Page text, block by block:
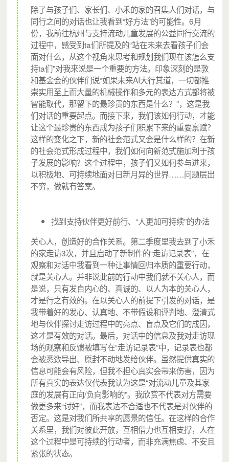
教，陪伴城中村流动儿童超过三万人次。但仍然还有很
多流动儿童需要关注和陪伴。2021年伊始，城市支教已
经进入广州、深圳、佛山、东莞、中山、阳江、潮州、
惠州、清远、梅州、韶关等11个城市。
而现在，我们需要您的支持，发动更多的志愿者成为流
动儿童的温暖陪伴者，当有持续稳定的城市支教志愿者
在社区公共空间开展服务，守护儿童成长的小禾的家便
因众人而搭起。
为此，我们诚邀您一起加入千禾社区基金会月捐计划，
一起在城中村社区搭起守护流动儿童成长的家。
除了与孩子们、家长们、小禾的家的召集人们对话，与
同行之间的对话也让我看到“好方法”的可能性。6月
份，我前往杭州与支持流动儿童发展的公益同行交流的
过程中，感受到ta们所提及的“站在未来去看孩子们会
面对什么，从这个视角来思考和规划我们现在该怎么支
持ta们”对我来说是一个重要的方法。印象深刻的是敦
和基金会的伙伴们说“如果未来AI大行其道，一切都推
崇实用至上而大量的机械操作和多元的表达方式都将被
智能取代，那留下的最珍贵的东西是什么？”，这是我
们对话的重要起点。而接下来，我们该如何行动，才能
让这个最珍贵的东西成为孩子们积累下来的重要禀赋？
这样的变化之下，新的社会范式又会是什么样的？在新
的社会范式形成过程中，我们如何向新范式施加利于孩
子发展的影响？这个过程中，孩子们又如何参与进来，
以积极地、可持续地面对日新月异的世界……问题层出
不穷，做就有答案。
找到支持伙伴更好前行、“人更加可持续”的办法
关心人，创造好的合作关系。第二季度里我去到了小禾
的家走访3次，并且启动了新制作的“走访记录表”，在
观察和对话中我看到一种让事情回归本质的重要行动，
就是关心人。并非说此前的行动中我们就不关心人，而
是说，只有发自内心的、真诚的、以人为本的关心人，
才是行之有效的。在以关心人的前提下引发的对话，是
我带着好的发心、认真地、不带假设和评判地、澄清式
地与伙伴探讨走访过程中的亮点、盲点及它们的成因，
这才是有效的对话。最后，对话中的信息及我对走访现
场的观察和反馈被填写在“走访记录表”中，记录表也都
会被悉数导出、原封不动地发给伙伴。虽然提供真实的
信息可能会有风险，但我不担心真实会带来伤害，因为
所有真实的表达仅代表我认为这是“对流动儿童及其家
庭的发展有正向/负向影响的”。我欣赏不代表对方需要
做更多来“讨好”，而我表达不合适也不代表是对伙伴的
否定。这是对我们所共享的愿景的信任。在这样的合作
关系里，我们对彼此开放，互相借力也互相支撑，人在
这个过程中是可持续的行动者，而非充满焦虑、不安且
紧张的状态。